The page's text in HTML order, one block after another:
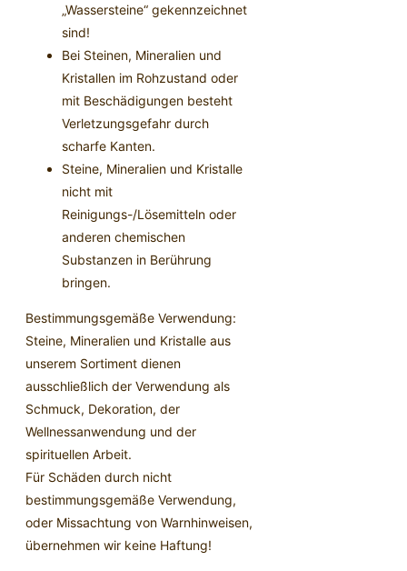
„Wassersteine“ gekennzeichnet
sind!
Bei Steinen, Mineralien und
Kristallen im Rohzustand oder
mit Beschädigungen besteht
Verletzungsgefahr durch
scharfe Kanten.
Steine, Mineralien und Kristalle
nicht mit
Reinigungs-/Lösemitteln oder
anderen chemischen
Substanzen in Berührung
bringen.
Bestimmungsgemäße Verwendung:
Steine, Mineralien und Kristalle aus
unserem Sortiment dienen
ausschließlich der Verwendung als
Schmuck, Dekoration, der
Wellnessanwendung und der
spirituellen Arbeit.
Für Schäden durch nicht
bestimmungsgemäße Verwendung,
oder Missachtung von Warnhinweisen,
übernehmen wir keine Haftung!